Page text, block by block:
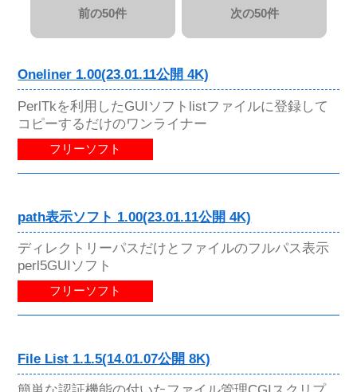
前の50件 次の50件
Oneliner 1.00(23.01.11公開 4K)
PerlTkを利用したGUIソフトlistファイルに登録して
コピーするだけのワンライナー
フリーソフト
path表示ソフト 1.00(23.01.11公開 4K)
ディレクトリーパスだけとファイルのフルパス表示
perl5GUIソフト
フリーソフト
File List 1.1.5(14.01.07公開 8K)